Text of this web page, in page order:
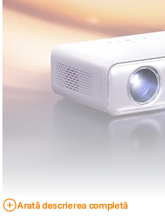
Arată descrierea completă